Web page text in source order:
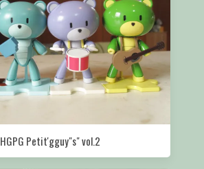
HGPG Petit'gguy"s" vol.2